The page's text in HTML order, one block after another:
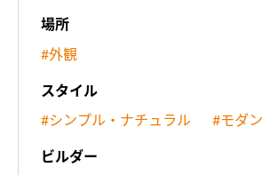
場所
#外観
スタイル
#シンプル・ナチュラル #モダン
ビルダー